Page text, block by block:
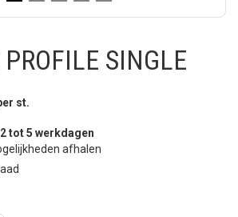
SINGLE
st.
tot 5 werkdagen
afhalen